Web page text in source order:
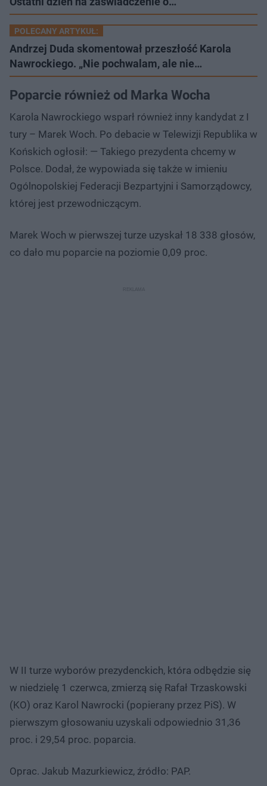
POLECANY ARTYKUŁ:
Andrzej Duda skomentował przeszłość Karola
Nawrockiego. „Nie pochwalam, ale nie…
Poparcie również od Marka Wocha
Karola Nawrockiego wsparł również inny kandydat z I
tury – Marek Woch. Po debacie w Telewizji Republika w
Końskich ogłosił: — Takiego prezydenta chcemy w
Polsce. Dodał, że wypowiada się także w imieniu
Ogólnopolskiej Federacji Bezpartyjni i Samorządowcy,
której jest przewodniczącym.
Marek Woch w pierwszej turze uzyskał 18 338 głosów,
co dało mu poparcie na poziomie 0,09 proc.
W II turze wyborów prezydenckich, która odbędzie się
w niedzielę 1 czerwca, zmierzą się Rafał Trzaskowski
(KO) oraz Karol Nawrocki (popierany przez PiS). W
pierwszym głosowaniu uzyskali odpowiednio 31,36
proc. i 29,54 proc. poparcia.
Oprac. Jakub Mazurkiewicz, źródło: PAP.